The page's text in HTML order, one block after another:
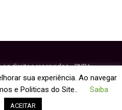
direitos reservados - CNPJ:
0001-95
Política de Cookies
sua experiência. Ao navegar
e Politicas do Site..
Saiba
ACEITAR